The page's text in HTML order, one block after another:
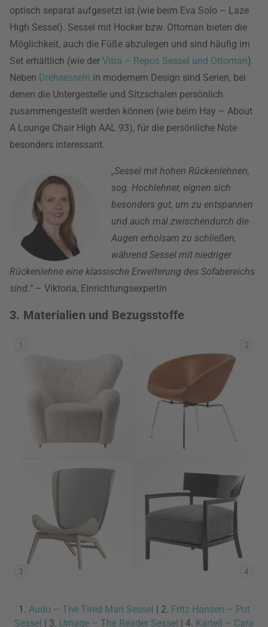
optisch separat aufgesetzt ist (wie beim Eva Solo – Laze
High Sessel). Sessel mit Hocker bzw. Ottoman bieten die
Möglichkeit, auch die Füße abzulegen und sind häufig im
Set erhältlich (wie der Vitra – Repos Sessel und Ottoman).
Neben Drehsesseln in modernem Design sind Serien, bei
denen die Untergestelle und Sitzschalen persönlich
zusammengestellt werden können (wie beim Hay – About
A Lounge Chair High AAL 93), für die persönliche Note
besonders interessant.
„Sessel mit hohen Rückenlehnen,
sog. Hochlehner, eignen sich
besonders gut, um zu entspannen
und auch mal zwischendurch die
Augen erholsam zu schließen,
während Sessel mit niedriger
Rückenlehne eine klassische Erweiterung des Sofabereichs
sind.“ – Viktoria, Einrichtungsexpertin
3. Materialien und Bezugsstoffe
1. Audo – The Tired Man Sessel | 2. Fritz Hansen – Pot
Sessel | 3. Umage – The Reader Sessel | 4. Kartell – Cara